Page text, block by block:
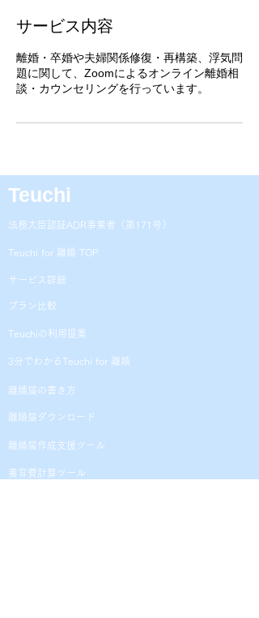
サービス内容
離婚・卒婚や夫婦関係修復・再構築、浮気問
題に関して、Zoomによるオンライン離婚相
談・カウンセリングを行っています。
Teuchi
法務大臣認証ADR事業者（ 第171号）
Teuchi for 離婚 TOP
​サービス詳細
プラン比較
Teuchiの利用提案
3分でわかるTeuchi for 離婚
離婚届の書き方
離婚届ダウンロード
離婚届作成支援ツール
養育費計算ツール